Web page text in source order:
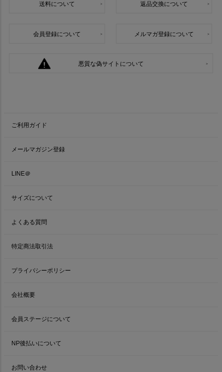
送料について 返品交換について
会員登録について メルマガ登録について
悪質な偽サイトについて
ご利用ガイド
メールマガジン登録
LINE＠
サイズについて
よくある質問
特定商法取引法
プライバシーポリシー
会社概要
会員ステージについて
NP後払いについて
お問い合わせ